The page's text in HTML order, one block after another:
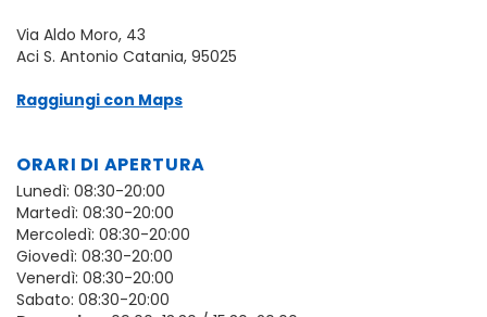
Via Aldo Moro, 43
Aci S. Antonio Catania, 95025
Raggiungi con Maps
ORARI DI APERTURA
Lunedì: 08:30-20:00
Martedì: 08:30-20:00
Mercoledì: 08:30-20:00
Giovedì: 08:30-20:00
Venerdì: 08:30-20:00
Sabato: 08:30-20:00